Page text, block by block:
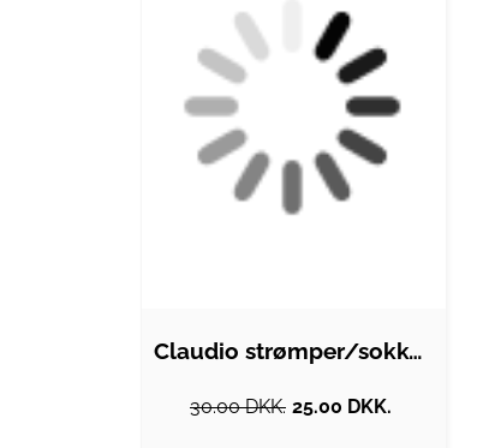
Claudio strømper/sokker i grøn med…
30.00 DKK. 25.00 DKK.